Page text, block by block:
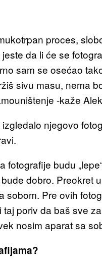
proces,
da li će se
sam se osećao
sivu masu, nema
-kaže
njegovo
fotografije budu
dobro. Preokret
sobom. Pre ovih
poriv da baš sve
nosim aparat sa